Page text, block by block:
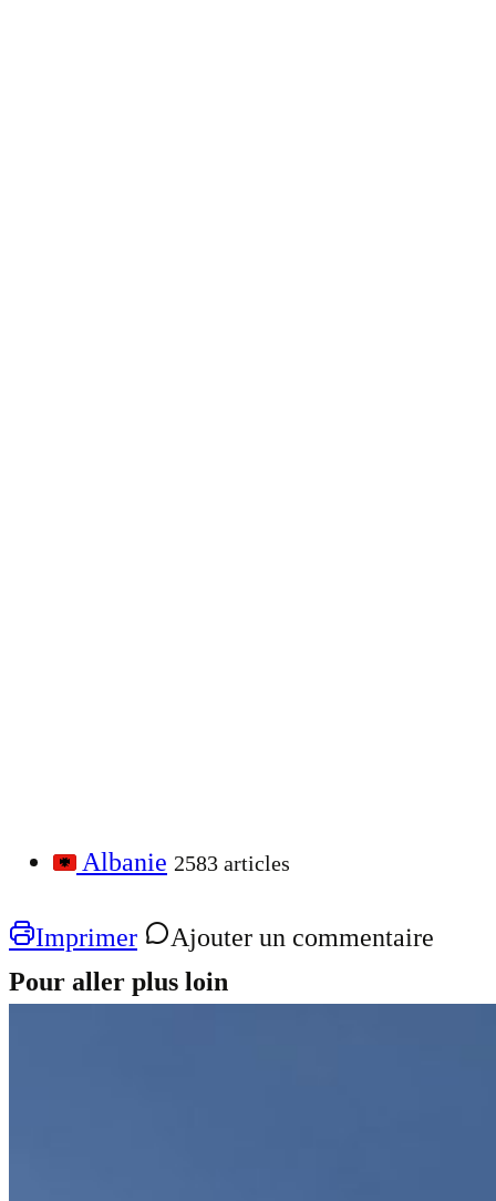
Albanie 2583 articles
Imprimer
Ajouter un commentaire
Pour aller plus loin